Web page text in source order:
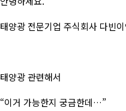
태양광 전문기업 주식회사 다빈
태양광 관련해서
“이거 가능한지 궁금한데…”